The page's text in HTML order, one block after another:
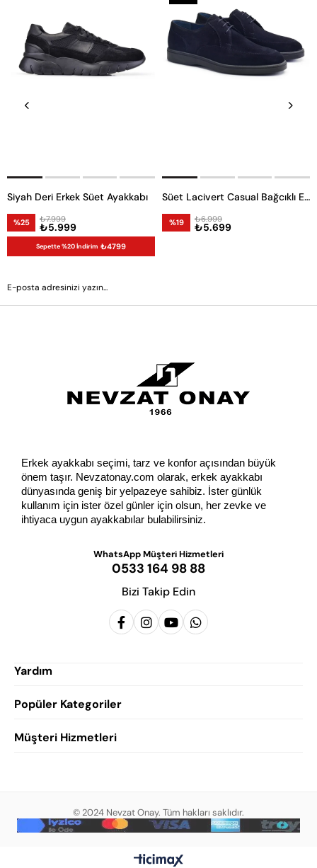
Siyah Deri Erkek Süet Ayakkabı
%25 ₺5.999
₺7.999
Sepette %20 İndirim ₺4799
Süet Lacivert Casual Bağcıklı Erkek Ayakkabı -53341-
%19 ₺5.699
₺6.999
Erkek ayakkabı seçimi, tarz ve konfor açısından büyük
önem taşır. Nevzatonay.com olarak, erkek ayakkabı
dünyasında geniş bir yelpazeye sahibiz. İster günlük
kullanım için ister özel günler için olsun, her zevke ve
ihtiyaca uygun ayakkabılar bulabilirsiniz.
WhatsApp Müşteri Hizmetleri
0533 164 98 88
Bizi Takip Edin
Yardım
Hakkımızda
Popüler Kategoriler
Erkek Klasik Ayakkabı
Erkek Günlük Ayakkabı
Erkek Sandalet
Erkek Loafer Ayakkabı
Müşteri Hizmetleri
Mesafeli Satış Sözleşmesi
© 2024 Nevzat Onay. Tüm hakları saklıdır.